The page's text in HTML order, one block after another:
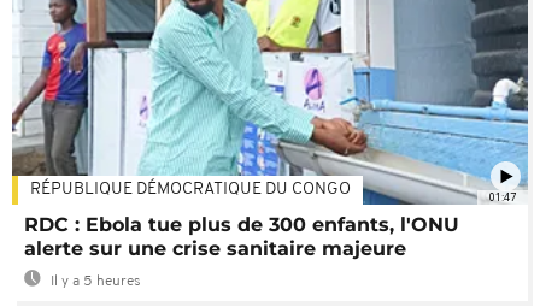
01:47
RÉPUBLIQUE DÉMOCRATIQUE DU CONGO
RDC : Ebola tue plus de 300 enfants, l'ONU
alerte sur une crise sanitaire majeure
Il y a 5 heures